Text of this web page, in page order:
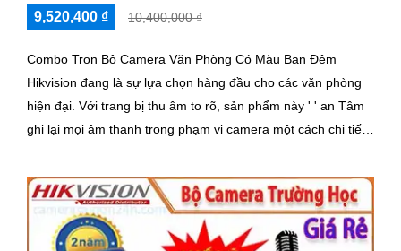
9,520,400 ₫ 10,400,000 ₫
Combo Trọn Bộ Camera Văn Phòng Có Màu Ban Đêm
Hikvision đang là sự lựa chọn hàng đầu cho các văn phòng
hiện đại. Với trang bị thu âm to rõ, sản phẩm này ' ' an Tâm
ghi lại mọi âm thanh trong phạm vi camera một cách chi tiết